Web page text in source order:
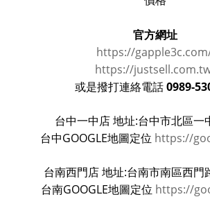
官方網址
https://
https://
或是撥打連絡電話 0989-
台中一中店 地址:台中市北區一
台中GOOGLE地圖定位 https://
台南西門店 地址:台南市南區西門
台南GOOGLE地圖定位 https://